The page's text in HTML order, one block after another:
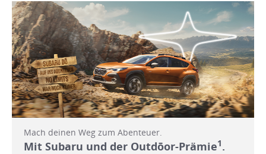
Mach deinen Weg zum Abenteuer.
Mit Subaru und der Outdōor-Prämie1.